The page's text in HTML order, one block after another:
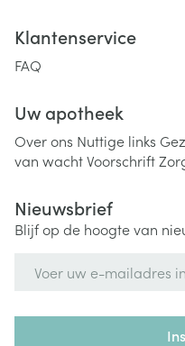
Klantenservice
FAQ
Uw apotheek
Over ons Nuttige links
van wachtVoorschrift
Nieuwsbrief
Blijf op de hoogte van